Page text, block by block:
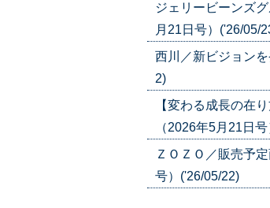
ジェリービーンズ
月21日号）('26/05/
西川／新ビジョン
2)
【変わる成長の在
（2026年5月21日
ＺＯＺＯ／販売予
号）('26/05/22)